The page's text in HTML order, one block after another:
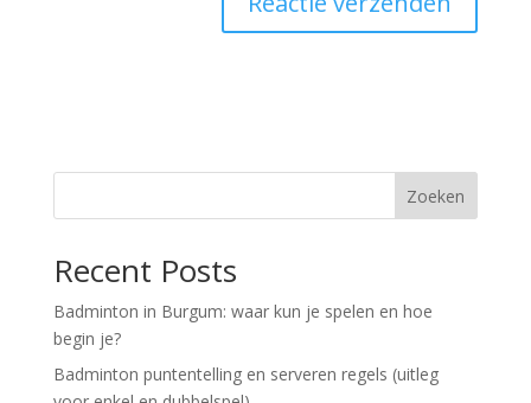
e
:
Zoeken
Recent Posts
Badminton in Burgum: waar kun je spelen en hoe
begin je?
Badminton puntentelling en serveren regels (uitleg